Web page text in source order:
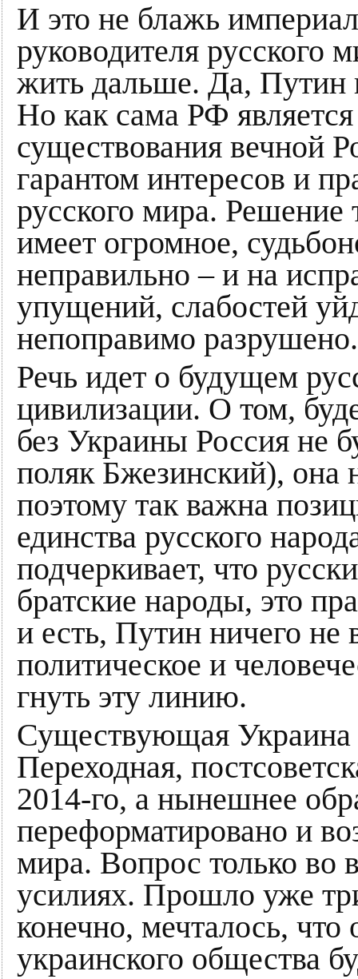
И это не блажь
руководителя русского
жить дальше. Да, Путин
Но как сама РФ
существования вечной
гарантом интересов и
русского мира. Решение
имеет огромное,
неправильно – и на
упущений, слабостей
непоправимо разрушено.
Речь идет о будущем
цивилизации. О том,
без Украины Россия не
поляк Бжезинский), она
поэтому так важна
единства русского
подчеркивает, что
братские народы, это
и есть, Путин ничего
политическое и
гнуть эту линию.
Существующая Украина
Переходная,
2014-го, а нынешнее
переформатировано и
мира. Вопрос только во
усилиях. Прошло уже
конечно, мечталось, что
украинского общества